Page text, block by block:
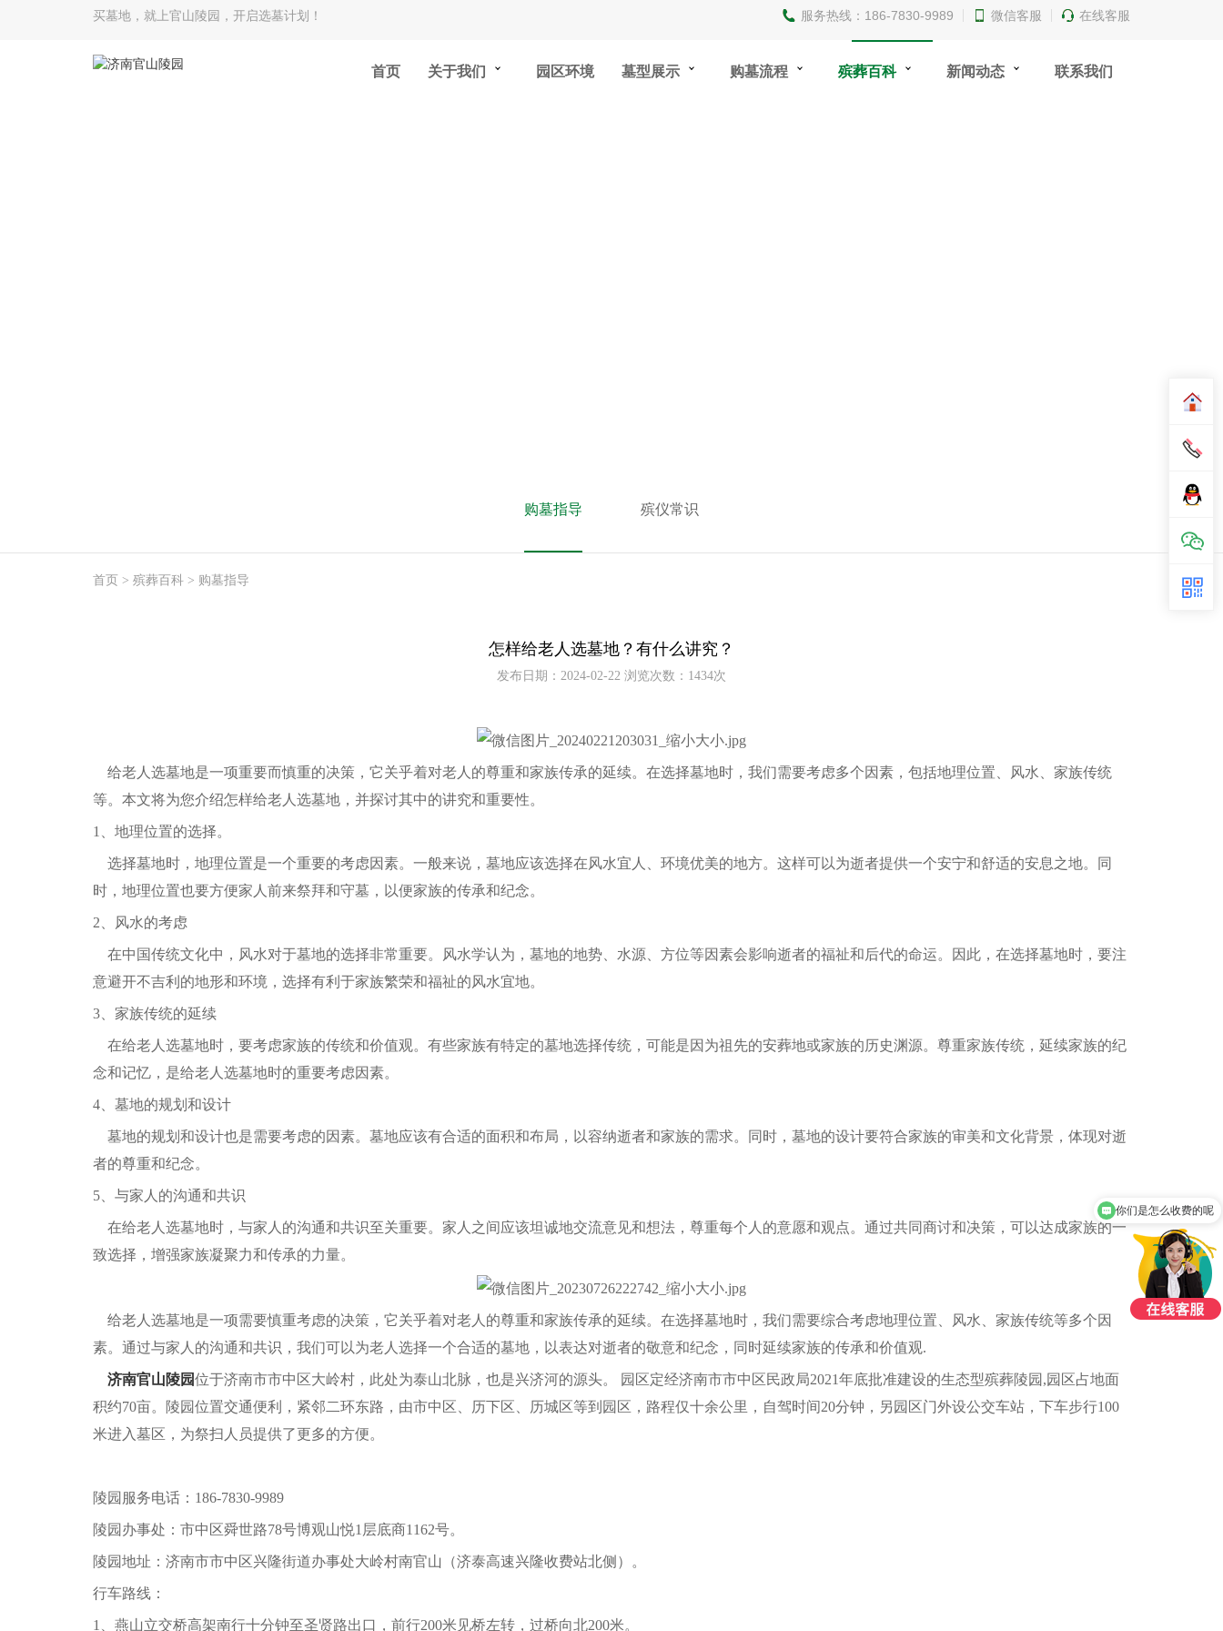
买墓地，就上官山陵园，开启选墓计划！ 服务热线：186-7830-9989 微信客服 在线客服
首页 关于我们 园区环境 墓型展示 购墓流程 殡葬百科 新闻动态 联系我们
购墓指导 殡仪常识
首页 > 殡葬百科 > 购墓指导
怎样给老人选墓地？有什么讲究？
发布日期：2024-02-22 浏览次数： 1434次
给老人选墓地是一项重要而慎重的决策，它关乎着对老人的尊重和家族传承的延续。在选择墓地时，我们需要考虑多个因素，包括地理位置、风水、家族传统
等。本文将为您介绍怎样给老人选墓地，并探讨其中的讲究和重要性。
1、地理位置的选择。
选择墓地时，地理位置是一个重要的考虑因素。一般来说，墓地应该选择在风水宜人、环境优美的地方。这样可以为逝者提供一个安宁和舒适的安息之地。同
时，地理位置也要方便家人前来祭拜和守墓，以便家族的传承和纪念。
2、风水的考虑
在中国传统文化中，风水对于墓地的选择非常重要。风水学认为，墓地的地势、水源、方位等因素会影响逝者的福祉和后代的命运。因此，在选择墓地时，要注
意避开不吉利的地形和环境，选择有利于家族繁荣和福祉的风水宜地。
3、家族传统的延续
在给老人选墓地时，要考虑家族的传统和价值观。有些家族有特定的墓地选择传统，可能是因为祖先的安葬地或家族的历史渊源。尊重家族传统，延续家族的纪
念和记忆，是给老人选墓地时的重要考虑因素。
4、墓地的规划和设计
墓地的规划和设计也是需要考虑的因素。墓地应该有合适的面积和布局，以容纳逝者和家族的需求。同时，墓地的设计要符合家族的审美和文化背景，体现对逝
者的尊重和纪念。
5、与家人的沟通和共识
在给老人选墓地时，与家人的沟通和共识至关重要。家人之间应该坦诚地交流意见和想法，尊重每个人的意愿和观点。通过共同商讨和决策，可以达成家族的一
致选择，增强家族凝聚力和传承的力量。
给老人选墓地是一项需要慎重考虑的决策，它关乎着对老人的尊重和家族传承的延续。在选择墓地时，我们需要综合考虑地理位置、风水、家族传统等多个因
素。通过与家人的沟通和共识，我们可以为老人选择一个合适的墓地，以表达对逝者的敬意和纪念，同时延续家族的传承和价值观.
济南官山陵园位于济南市市中区大岭村，此处为泰山北脉，也是兴济河的源头。 园区定经济南市市中区民政局2021年底批准建设的生态型殡葬陵园,园区占地面
积约70亩。陵园位置交通便利，紧邻二环东路，由市中区、历下区、历城区等到园区，路程仅十余公里，自驾时间20分钟，另园区门外设公交车站，下车步行100
米进入墓区，为祭扫人员提供了更多的方便。
陵园服务电话：186-7830-9989
陵园办事处：市中区舜世路78号博观山悦1层底商1162号。
陵园地址：济南市市中区兴隆街道办事处大岭村南官山（济泰高速兴隆收费站北侧）。
行车路线：
1、燕山立交桥高架南行十分钟至圣贤路出口，前行200米见桥左转，过桥向北200米。
你们是怎么收费的呢